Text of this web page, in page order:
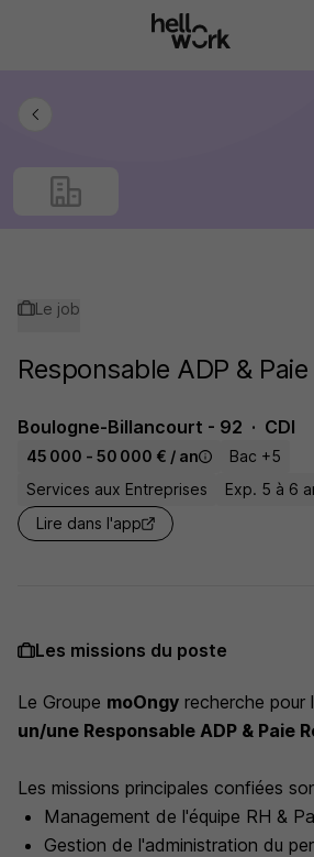
Le job
Responsable ADP &
Boulogne-Billancourt - 92 CDI
45 000 - 50 000 € / an
Bac +5
Services aux Entreprises
Exp. 5 à 6
Lire dans l'app
Les missions du poste
Le Groupe moOngy recherche pour
un/une Responsable ADP & Paie
Les missions principales confiées
Management de l'équipe RH &
Gestion de l'administration du